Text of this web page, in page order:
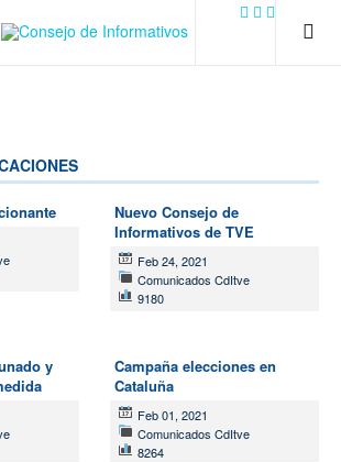
0 0 no-repeat; color: #eaeaea; padding:
Nuevo Consejo de
Informativos de TVE
Feb 24, 2021
Comunicados CdItve
9180
y
Campaña elecciones en
Cataluña
Feb 01, 2021
Comunicados CdItve
8264